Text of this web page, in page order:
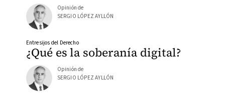
Opinión de
SERGIO LÓPEZ AYLLÓN
¿Qué es la soberanía digital?
Entresijos del Derecho
Opinión de
SERGIO LÓPEZ AYLLÓN